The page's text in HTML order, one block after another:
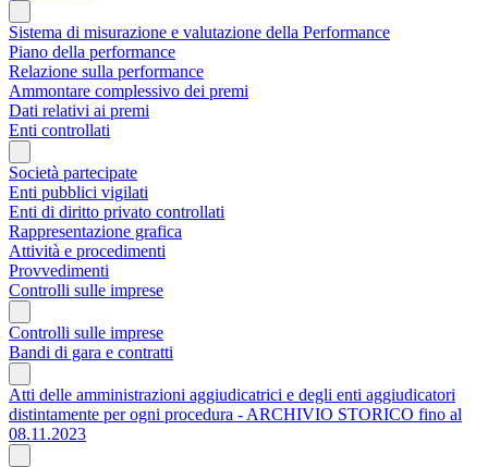
Sistema di misurazione e valutazione della Performance
Piano della performance
Relazione sulla performance
Ammontare complessivo dei premi
Dati relativi ai premi
Enti controllati
Società partecipate
Enti pubblici vigilati
Enti di diritto privato controllati
Rappresentazione grafica
Attività e procedimenti
Provvedimenti
Controlli sulle imprese
Controlli sulle imprese
Bandi di gara e contratti
Atti delle amministrazioni aggiudicatrici e degli enti aggiudicatori
distintamente per ogni procedura - ARCHIVIO STORICO fino al
08.11.2023